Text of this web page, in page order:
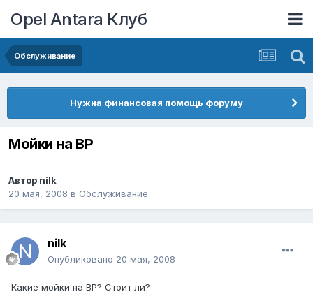
Opel Antara Клуб
Обслуживание
Нужна финансовая помощь форуму
Мойки на BP
Автор nilk
20 мая, 2008 в Обслуживание
nilk
Опубликовано 20 мая, 2008
Какие мойки на BP? Стоит ли?